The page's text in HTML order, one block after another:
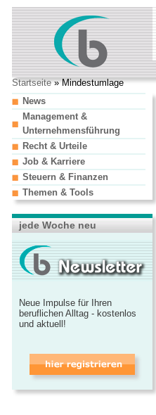
Startseite» Mindestumlage
News
Management &
Unternehmensführung
Recht & Urteile
Job & Karriere
Steuern & Finanzen
Themen & Tools
jede Woche neu
Neue Impulse für Ihren
beruflichen Alltag - kostenlos
und aktuell!